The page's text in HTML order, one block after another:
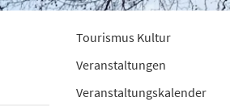
Tourismus Kultur
Veranstaltungen
Veranstaltungskalender